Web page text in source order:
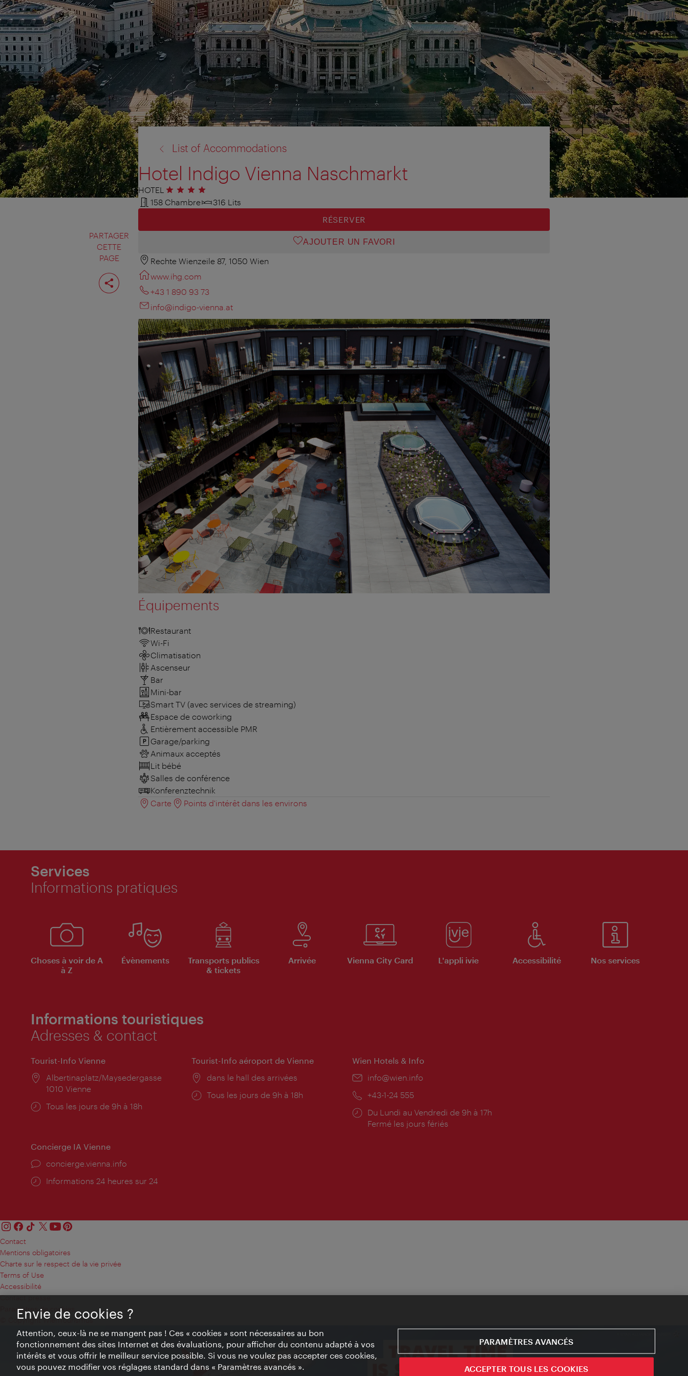
PARTAGER
CETTE
PAGE
Partager
cette
page
List of Accommodations
Hotel Indigo Vienna Naschmarkt
HOTEL 4 étoiles
158 Chambre
316 Lits
RÉSERVER
AJOUTER UN FAVORI
Rechte Wienzeile 87, 1050 Wien
www.ihg.com
+43 1 890 93 73
info@indigo-vienna.at
Équipements
Restaurant
Wi-Fi
Climatisation
Ascenseur
Bar
Mini-bar
Smart TV (avec services de streaming)
Espace de coworking
Entièrement accessible PMR
Garage/parking
Animaux acceptés
Lit bébé
Salles de conférence
Konferenztechnik
Carte
Points d'intérêt dans les environs
Services
Informations pratiques
Choses à voir de A
à Z
Évènements
Transports publics
& tickets
Arrivée Vienna City Card L'appli ivie Accessibilité Nos services
Informations touristiques
Adresses & contact
Tourist-Info Vienne
Lieu:
Albertinaplatz/Maysedergasse
1010 Vienne
Horaires
Tous les jours de 9h à 18h
Tourist-Info aéroport de Vienne
Lieu:
dans le hall des arrivées
Horaires
Tous les jours de 9h à 18h
Wien Hotels & Info
E-
info@wien.info
Téléphone:
+43-1-24 555
Horaires
d'ouverture:
Du Lundi au Vendredi de 9h à 17h
Fermé les jours fériés
Concierge IA Vienne
Ort:
concierge.vienna.info
Öffnungszeiten:
Informations 24 heures sur 24
Contact
Mentions obligatoires
Charte sur le respect de la vie privée
Terms of Use
Accessibilité
Contact presse
Paramètres de cookies
© Copyright WienTourismus
Envie de cookies ?
Attention, ceux-là ne se mangent pas ! Ces « cookies » sont nécessaires au bon
fonctionnement des sites Internet et des évaluations, pour afficher du contenu adapté à vos
intérêts et vous offrir le meilleur service possible. Si vous ne voulez pas accepter ces cookies,
vous pouvez modifier vos réglages standard dans « Paramètres avancés ».
PARAMÈTRES AVANCÉS
ACCEPTER TOUS LES COOKIES